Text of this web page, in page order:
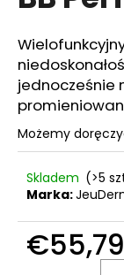
na
5
gwiazdek.
jednocześnie
Możemy
Skladem (>5
Marka:
€55,79
P
e
c
a
m